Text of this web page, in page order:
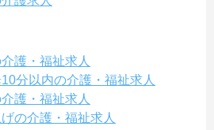
護・福祉求人
分以内の介護・福祉求人
護・福祉求人
の介護・福祉求人